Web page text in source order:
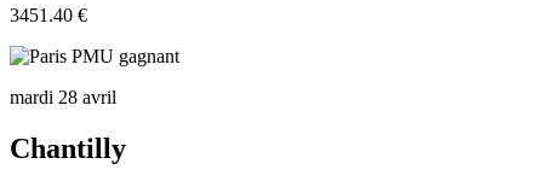
3451.40 €
mardi 28 avril
Chantilly